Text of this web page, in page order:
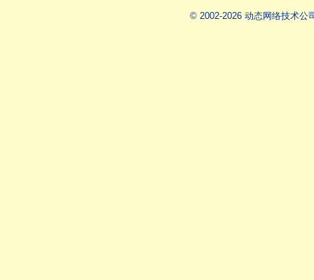
© 2002-2026 动态网络技术公